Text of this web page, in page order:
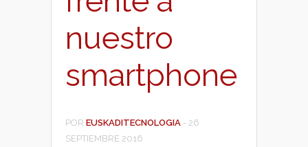
nuestro
smartphone
POR EUSKADITECNOLOGIA - 26
SEPTIEMBRE 2016